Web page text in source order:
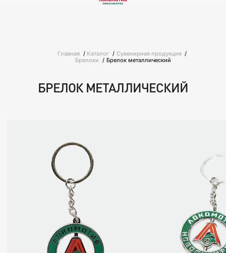
Главная Каталог
Сувенирная продукция
Брелоки
Брелок металлический
БРЕЛОК МЕТАЛЛИЧЕСКИЙ